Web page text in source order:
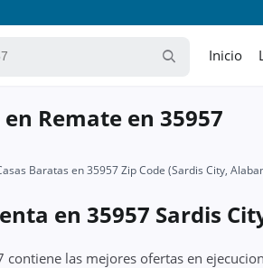
Inicio
Remate en 35957
Baratas en 35957 Zip Code (Sardis City,
en 35957 Sardis
las mejores ofertas en